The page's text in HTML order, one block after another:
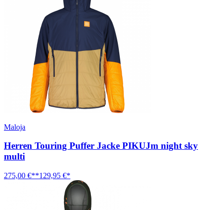
Maloja
Herren Touring Puffer Jacke PIKUJm night sky
multi
275,00 €**129,95 €*